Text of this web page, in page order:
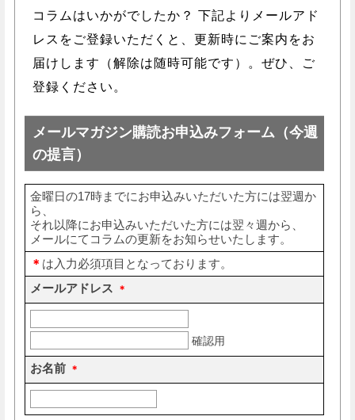
コラムはいかがでしたか？ 下記よりメールアド
レスをご登録いただくと、更新時にご案内をお
届けします（解除は随時可能です）。ぜひ、ご
登録ください。